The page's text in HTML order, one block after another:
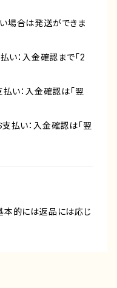
場合は発送ができま
い：入金確認まで「2
い：入金確認は「翌
払い：入金確認は「翌
本的には返品には応じ